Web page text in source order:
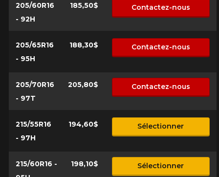
205/60R16
- 92H
185,50$ Contactez-nous
205/65R16
- 95H
188,30$ Contactez-nous
205/70R16
- 97T
205,80$ Contactez-nous
215/55R16
- 97H
194,60$ Sélectionner
215/60R16 -
198,10$ Sélectionner